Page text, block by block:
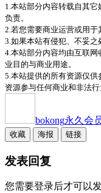
1.本站部分内容转载自其
负责。
2.若您需要商业运营或用于
3.如果本站有侵犯、不妥之
4.本站部分内容均由互联
业目的与商业用途。
5.本站提供的所有资源仅
资源参与任何商业和非法
bokong永久会
收藏 海报 链接
发表回复
您需要登录后才可以